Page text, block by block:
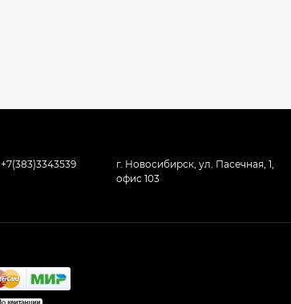
+7(383)3343539
г. Новосибирск, ул. Пасечная, 1,
офис 103